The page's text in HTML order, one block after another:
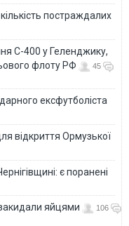
постраждалих
С-400 у Геленджику,
флоту РФ
45
ексфутболіста
відкриття Ормузької
є поранені
яйцями
106